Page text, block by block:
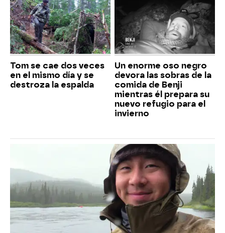
Tom se cae dos veces
en el mismo día y se
destroza la espalda
Un enorme oso negro
devora las sobras de la
comida de Benji
mientras él prepara su
nuevo refugio para el
invierno